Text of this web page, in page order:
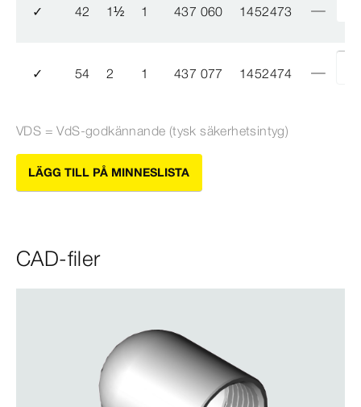
✓ 42 1½ 1 437 060 1452473
✓ 54 2 1 437 077 1452474
VDS = VdS-​godkännande (tysk säkerhetsintyg)
LÄGG TILL PÅ MINNESLISTA
CAD-filer